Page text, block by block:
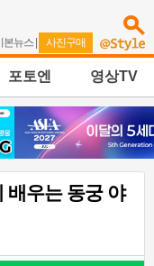
본뉴스 | 사진구매
포토엔 영상TV
배우는 동궁 야